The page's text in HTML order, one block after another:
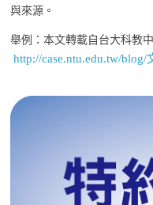
與來源。
舉例：本文轉載自台大科教
http://case.ntu.edu.tw/blog/